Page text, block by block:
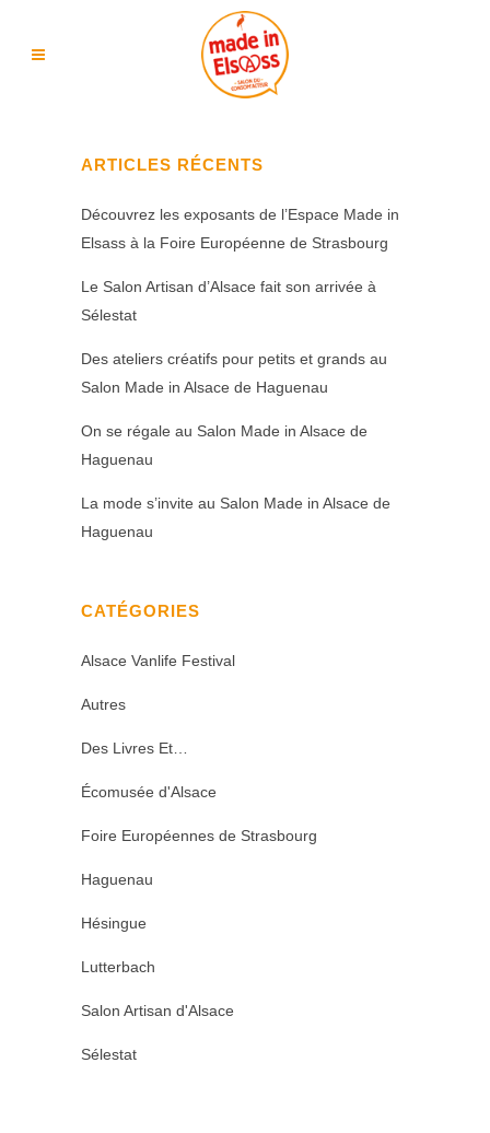
ARTICLES RÉCENTS
Découvrez les exposants de l’Espace Made in
Elsass à la Foire Européenne de Strasbourg
Le Salon Artisan d’Alsace fait son arrivée à
Sélestat
Des ateliers créatifs pour petits et grands au
Salon Made in Alsace de Haguenau
On se régale au Salon Made in Alsace de
Haguenau
La mode s’invite au Salon Made in Alsace de
Haguenau
CATÉGORIES
Alsace Vanlife Festival
Autres
Des Livres Et…
Écomusée d'Alsace
Foire Européennes de Strasbourg
Haguenau
Hésingue
Lutterbach
Salon Artisan d'Alsace
Sélestat